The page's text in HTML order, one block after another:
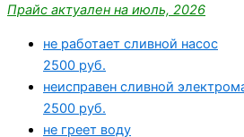
Прайс актуален на июль, 2026
не работает сливной насос
2500 руб.
неисправен сливной
2500 руб.
не греет воду